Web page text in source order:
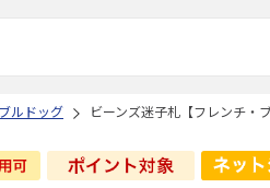
ルドッグ ビーンズ迷子札【フレンチ・